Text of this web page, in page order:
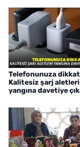
Telefonunuza
Kalitesiz şarj aletleri
yangına davetiye